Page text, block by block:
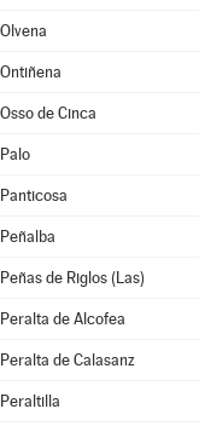
Olvena
Ontiñena
Osso de Cinca
Palo
Panticosa
Peñalba
Peñas de Riglos (Las)
Peralta de Alcofea
Peralta de Calasanz
Peraltilla